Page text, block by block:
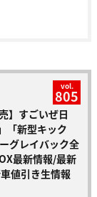
vol.
805
】すごいぜ日
「新型キック
グレイバック全
最新情報/最新
値引き生情報